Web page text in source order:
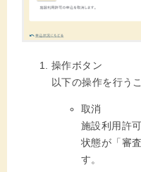
操作ボタン
以下の操作を行う
取消
施設利用許
状態が「審
す。